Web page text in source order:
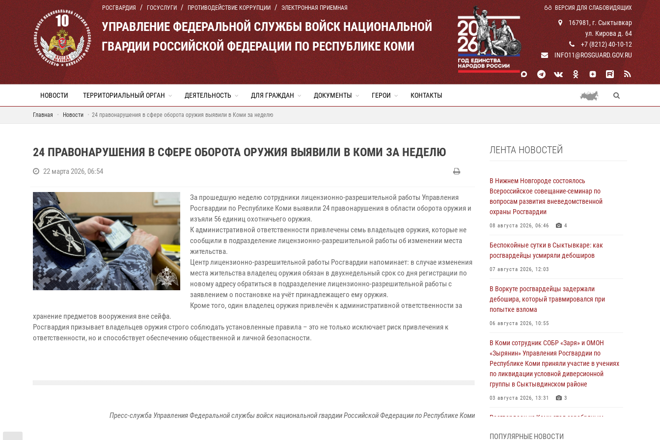
РОСГВАРДИЯ ГОСУСЛУГИ ПРОТИВОДЕЙСТВИЕ КОРРУПЦИИ ЭЛЕКТРОННАЯ ПРИЕМНАЯ ВЕРСИЯ ДЛЯ СЛАБОВИДЯЩИХ
УПРАВЛЕНИЕ ФЕДЕРАЛЬНОЙ СЛУЖБЫ ВОЙСК НАЦИОНАЛЬНОЙ
ГВАРДИИ РОССИЙСКОЙ ФЕДЕРАЦИИ ПО РЕСПУБЛИКЕ КОМИ
167981, г. Сыктывкар
ул. Кирова д. 64
+7 (8212) 40-10-12
INFO11@ROSGUARD.GOV.RU
НОВОСТИ ТЕРРИТОРИАЛЬНЫЙ ОРГАН ДЕЯТЕЛЬНОСТЬ ДЛЯ ГРАЖДАН ДОКУМЕНТЫ ГЕРОИ КОНТАКТЫ
Главная Новости 24 правонарушения в сфере оборота оружия выявили в Коми за неделю
24 ПРАВОНАРУШЕНИЯ В СФЕРЕ ОБОРОТА ОРУЖИЯ ВЫЯВИЛИ В КОМИ ЗА НЕДЕЛЮ
22 марта 2026, 06:54
За прошедшую неделю сотрудники лицензионно-разрешительной работы Управления
Росгвардии по Республике Коми выявили 24 правонарушения в области оборота оружия и
изъяли 56 единиц охотничьего оружия.
К административной ответственности привлечены семь владельцев оружия, которые не
сообщили в подразделение лицензионно-разрешительной работы об изменении места
жительства.
Центр лицензионно-разрешительной работы Росгвардии напоминает: в случае изменения
места жительства владелец оружия обязан в двухнедельный срок со дня регистрации по
новому адресу обратиться в подразделение лицензионно-разрешительной работы с
заявлением о постановке на учёт принадлежащего ему оружия.
Кроме того, один владелец оружия привлечён к административной ответственности за
хранение предметов вооружения вне сейфа.
Росгвардия призывает владельцев оружия строго соблюдать установленные правила – это не только исключает риск привлечения к
ответственности, но и способствует обеспечению общественной и личной безопасности.
Пресс-служба Управления Федеральной службы войск национальной гвардии Российской Федерации по Республике Коми
ЛЕНТА НОВОСТЕЙ
В Нижнем Новгороде состоялось
Всероссийское совещание-семинар по
вопросам развития вневедомственной
охраны Росгвардии
08 августа 2026, 06:46 4
Беспокойные сутки в Сыктывкаре: как
росгвардейцы усмиряли дебоширов
07 августа 2026, 12:03
В Воркуте росгвардейцы задержали
дебошира, который травмировался при
попытке взлома
06 августа 2026, 10:55
В Коми сотрудник СОБР «Заря» и ОМОН
«Зырянин» Управления Росгвардии по
Республике Коми приняли участие в учениях
по ликвидации условной диверсионной
группы в Сыктывдинском районе
03 августа 2026, 13:31 3
Росгвардеец из Коми стал серебряным
Чемпионате Северо-Западного округа
ПОПУЛЯРНЫЕ НОВОСТИ